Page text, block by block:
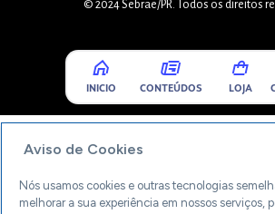
© 2024 Sebrae/PR. Todos os direitos
INICIO CONTEÚDOS LOJA
Aviso de Cookies
Nós usamos cookies e outras tecnologias
melhorar a sua experiência em nossos serviços,